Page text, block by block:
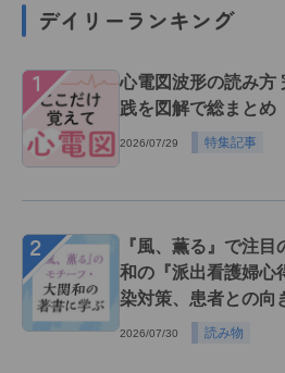
デイリーランキング
１
心電図波形の読み方
践を図解で総まとめ
2026/07/29 特集記事
２
『風、薫る』で注
和の『派出看護婦心
染対策、患者との向
2026/07/30 読み物